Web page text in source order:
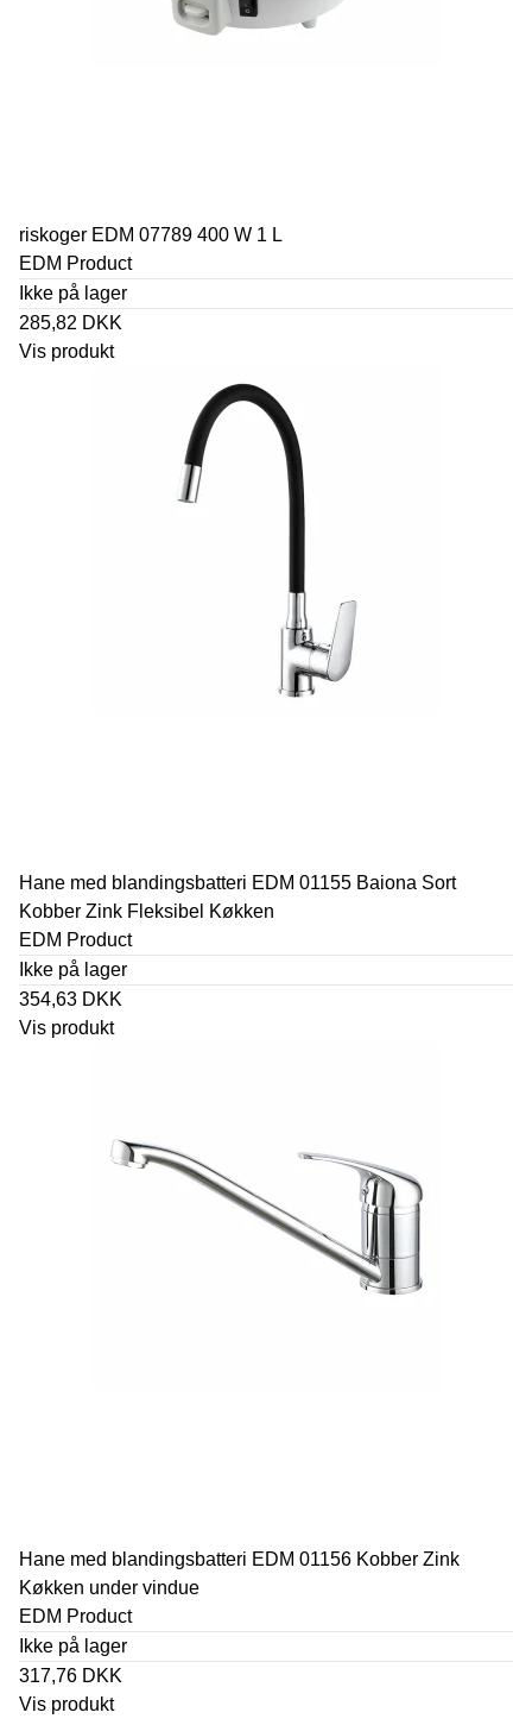
riskoger EDM 07789 400 W 1 L
EDM Product
Ikke på lager
285,82 DKK
Vis produkt
Hane med blandingsbatteri EDM 01155 Baiona Sort
Kobber Zink Fleksibel Køkken
EDM Product
Ikke på lager
354,63 DKK
Vis produkt
Hane med blandingsbatteri EDM 01156 Kobber Zink
Køkken under vindue
EDM Product
Ikke på lager
317,76 DKK
Vis produkt